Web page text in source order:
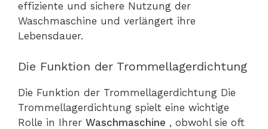
effiziente und sichere Nutzung der
Waschmaschine und verlängert ihre
Lebensdauer.
Die Funktion der Trommellagerdichtung
Die Funktion der Trommellagerdichtung Die
Trommellagerdichtung spielt eine wichtige
Rolle in Ihrer Waschmaschine , obwohl sie oft